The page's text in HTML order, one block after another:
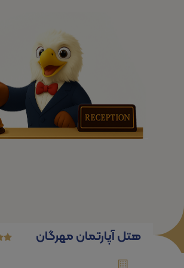
هتل آپارتمان مهرگان